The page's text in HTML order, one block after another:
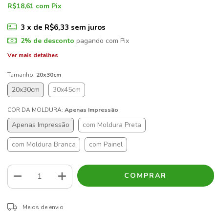
R$18,61 com Pix
3 x de R$6,33 sem juros
2% de desconto pagando com Pix
Ver mais detalhes
Tamanho: 20x30cm
20x30cm 30x45cm
COR DA MOLDURA: Apenas Impressão
Apenas Impressão com Moldura Preta
com Moldura Branca com Painel
Entregas para o CEP:
Meios de envio